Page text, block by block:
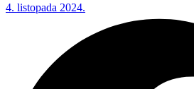
4. listopada 2024.